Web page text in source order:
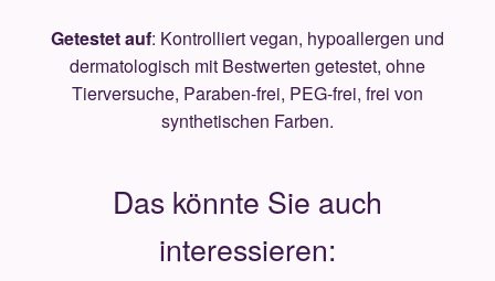
Getestet auf: Kontrolliert vegan, hypoallergen und
dermatologisch mit Bestwerten getestet, ohne
Tierversuche, Paraben-frei, PEG-frei, frei von
synthetischen Farben.